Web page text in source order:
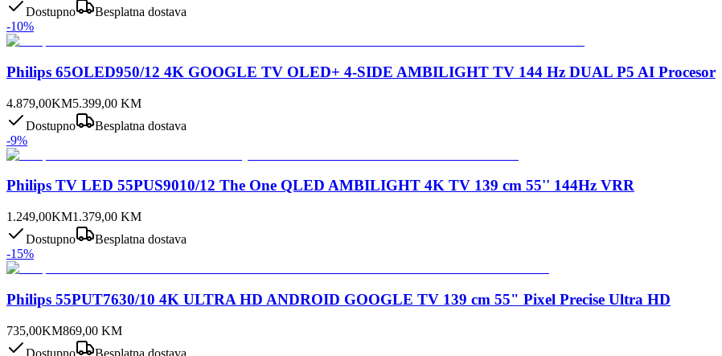
Dostupno
Besplatna dostava
-10%
Philips 65OLED950/12 4K GOOGLE TV OLED+ 4-SIDE AMBILIGHT TV 144 Hz DUAL P5 AI Procesor
4.879,00KM5.399,00 KM
Dostupno
Besplatna dostava
-9%
Philips TV LED 55PUS9010/12 The One QLED AMBILIGHT 4K TV 139 cm 55'' 144Hz VRR
1.249,00KM1.379,00 KM
Dostupno
Besplatna dostava
-15%
Philips 55PUT7630/10 4K ULTRA HD ANDROID GOOGLE TV 139 cm 55" Pixel Precise Ultra HD
735,00KM869,00 KM
Dostupno
Besplatna dostava